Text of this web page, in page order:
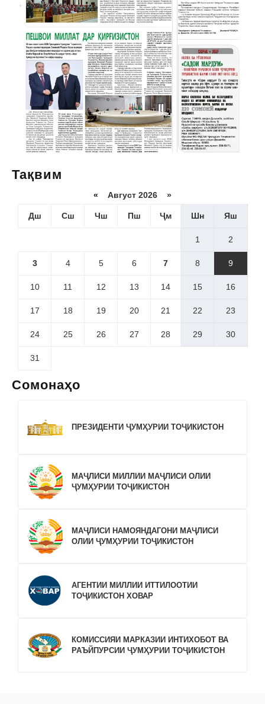
Тақвим
« Август 2026 »
Дш Сш Чш Пш Ҷм Шн Яш
1 2
3 4 5 6 7 8 9
10 11 12 13 14 15 16
17 18 19 20 21 22 23
24 25 26 27 28 29 30
31
Сомонаҳо
ПРЕЗИДЕНТИ ҶУМҲУРИИ ТОҶИКИСТОН
МАҶЛИСИ МИЛЛИИ МАҶЛИСИ ОЛИИ
ҶУМҲУРИИ ТОҶИКИСТОН
МАҶЛИСИ НАМОЯНДАГОНИ МАҶЛИСИ
ОЛИИ ҶУМҲУРИИ ТОҶИКИСТОН
АГЕНТИИ МИЛЛИИ ИТТИЛООТИИ
ТОҶИКИСТОН ХОВАР
КОМИССИЯИ МАРКАЗИИ ИНТИХОБОТ ВА
РАЪЙПУРСИИ ҶУМҲУРИИ ТОҶИКИСТОН